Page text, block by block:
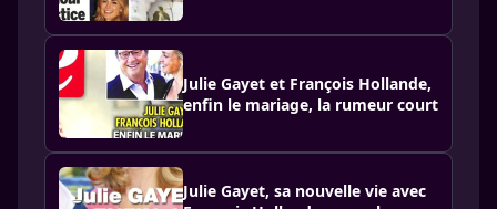
Julie Gayet et François Hollande,
enfin le mariage, la rumeur court
Julie Gayet, sa nouvelle vie avec